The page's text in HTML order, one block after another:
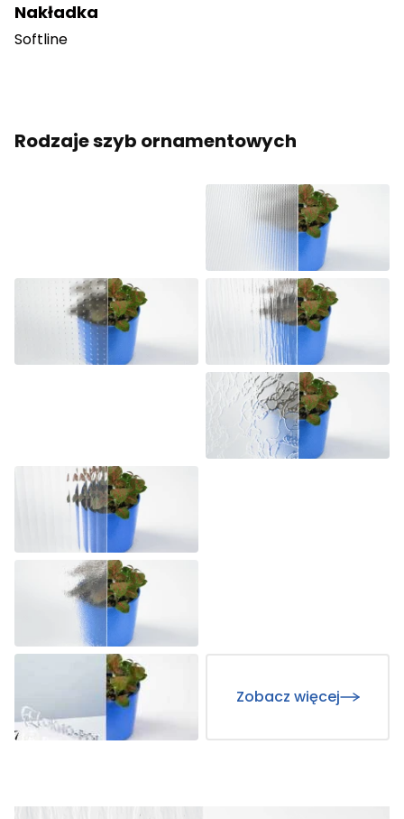
Nakładka
Softline
Rodzaje szyb ornamentowych
Zobacz więcej